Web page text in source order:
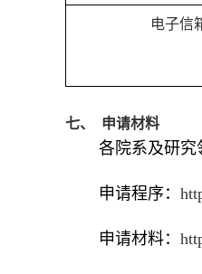
电子信
七、 申请材料
各院系及研究
申请程序：
申请材料：